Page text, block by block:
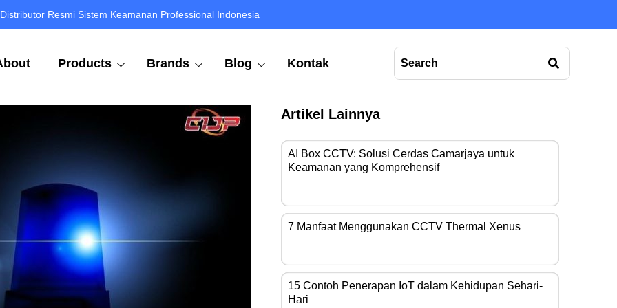
Distributor Resmi Sistem Keamanan Professional Indonesia
Products Brands Blog Kontak
Artikel Lainnya
AI Box CCTV: Solusi Cerdas Camarjaya untuk
Keamanan yang Komprehensif
7 Manfaat Menggunakan CCTV Thermal Xenus
15 Contoh Penerapan IoT dalam Kehidupan Sehari-
Hari